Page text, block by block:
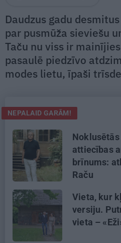
Daudzus gadu
par pusmūža sieviešu
Taču nu viss ir
pasaulē piedzīvo
modes lietu, īpaši
NEPALAID GARĀM!
attiecības
brīnums:
Raču
Vieta, kur
versiju.
vieta –